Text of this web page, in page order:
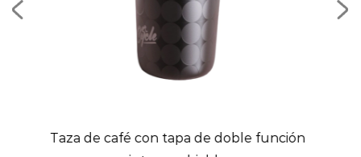
tapa de doble función
Mini cubo de hielo